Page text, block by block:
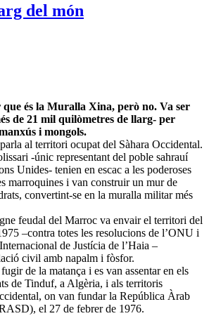
del món
és la Muralla Xina, però no. Va ser
de 21 mil quilòmetres de llarg- per
i mongols.
al territori ocupat del Sàhara Occidental.
-únic representant del poble sahrauí
Unides- tenien en escac a les poderoses
marroquines i van construir un mur de
convertint-se en la muralla militar més
feudal del Marroc va envair el territori del
–contra totes les resolucions de l’ONU i
de Justícia de l’Haia –
civil amb napalm i fòsfor.
de la matança i es van assentar en els
de Tinduf, a Algèria, i als territoris
on van fundar la República Àrab
el 27 de febrer de 1976.